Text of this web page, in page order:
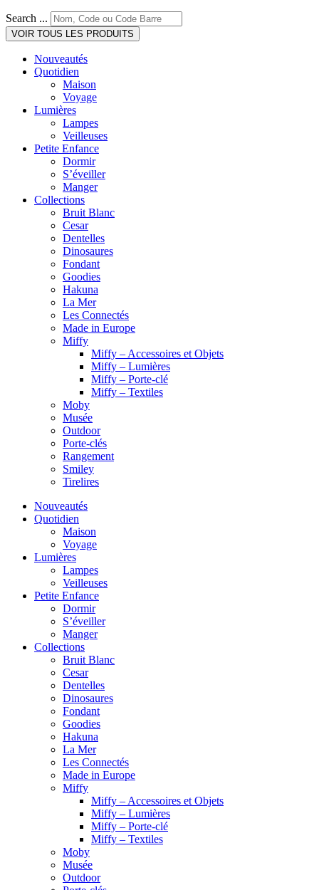
Search ...
VOIR TOUS LES PRODUITS
Nouveautés
Quotidien
Maison
Voyage
Lumières
Lampes
Veilleuses
Petite Enfance
Dormir
S’éveiller
Manger
Collections
Bruit Blanc
Cesar
Dentelles
Dinosaures
Fondant
Goodies
Hakuna
La Mer
Les Connectés
Made in Europe
Miffy
Miffy – Accessoires et Objets
Miffy – Lumières
Miffy – Porte-clé
Miffy – Textiles
Moby
Musée
Outdoor
Porte-clés
Rangement
Smiley
Tirelires
Nouveautés
Quotidien
Maison
Voyage
Lumières
Lampes
Veilleuses
Petite Enfance
Dormir
S’éveiller
Manger
Collections
Bruit Blanc
Cesar
Dentelles
Dinosaures
Fondant
Goodies
Hakuna
La Mer
Les Connectés
Made in Europe
Miffy
Miffy – Accessoires et Objets
Miffy – Lumières
Miffy – Porte-clé
Miffy – Textiles
Moby
Musée
Outdoor